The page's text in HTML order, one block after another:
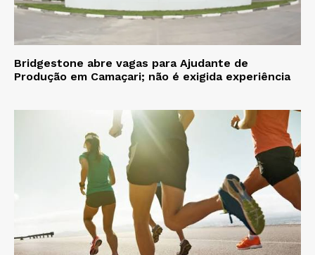
Bridgestone abre vagas para Ajudante de
Produção em Camaçari; não é exigida experiência